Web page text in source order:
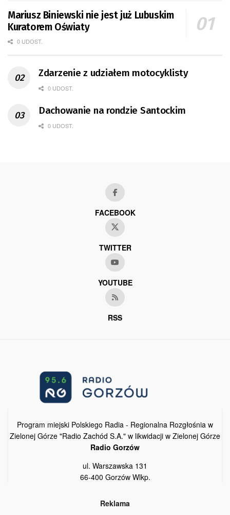
Mariusz Biniewski nie jest już Lubuskim
Kuratorem Oświaty
0 UDOST.
Zdarzenie z udziałem motocyklisty
0 UDOST.
Dachowanie na rondzie Santockim
0 UDOST.
FACEBOOK
TWITTER
YOUTUBE
RSS
Program miejski Polskiego Radia - Regionalna Rozgłośnia w
Zielonej Górze "Radio Zachód S.A." w likwidacji w Zielonej Górze
Radio Gorzów
ul. Warszawska 131
66-400 Gorzów Wlkp.
Reklama